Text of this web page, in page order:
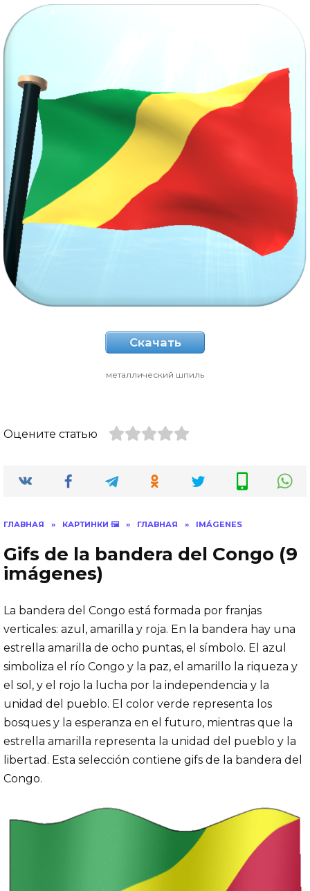
Скачать
металлический шпиль
Оцените статью
ГЛАВНАЯ » КАРТИНКИ 🖼 » ГЛАВНАЯ » IMÁGENES
Gifs de la bandera del Congo (9
imágenes)
La bandera del Congo está formada por franjas
verticales: azul, amarilla y roja. En la bandera hay una
estrella amarilla de ocho puntas, el símbolo. El azul
simboliza el río Congo y la paz, el amarillo la riqueza y
el sol, y el rojo la lucha por la independencia y la
unidad del pueblo. El color verde representa los
bosques y la esperanza en el futuro, mientras que la
estrella amarilla representa la unidad del pueblo y la
libertad. Esta selección contiene gifs de la bandera del
Congo.